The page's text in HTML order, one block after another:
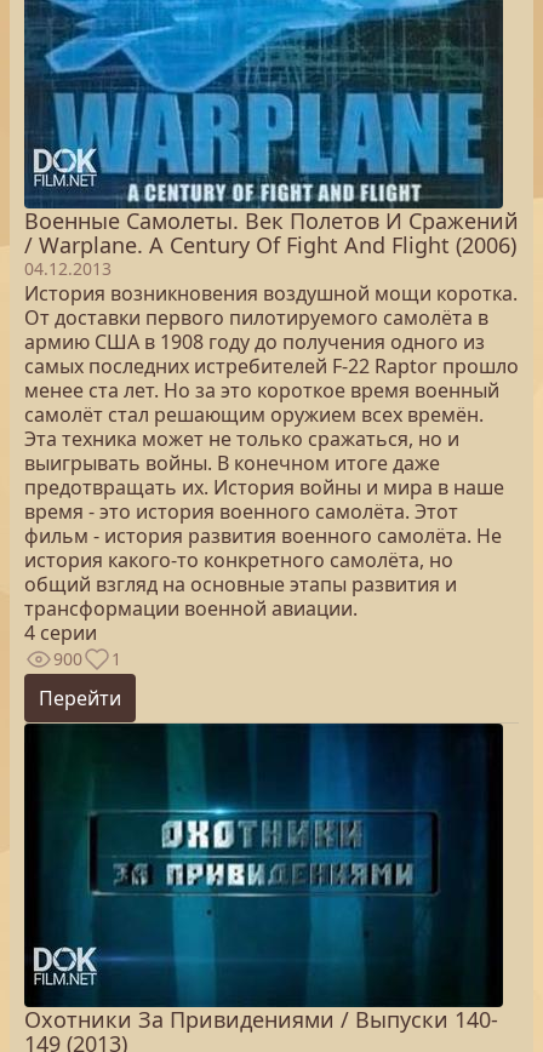
Военные Самолеты. Век Полетов И Сражений
/ Warplane. A Century Of Fight And Flight (2006)
04.12.2013
История возникновения воздушной мощи коротка.
От доставки первого пилотируемого самолёта в
армию США в 1908 году до получения одного из
самых последних истребителей F-22 Raptor прошло
менее ста лет. Но за это короткое время военный
самолёт стал решающим оружием всех времён.
Эта техника может не только сражаться, но и
выигрывать войны. В конечном итоге даже
предотвращать их. История войны и мира в наше
время - это история военного самолёта. Этот
фильм - история развития военного самолёта. Не
история какого-то конкретного самолёта, но
общий взгляд на основные этапы развития и
трансформации военной авиации.
4 серии
900 1
Перейти
Охотники За Привидениями / Выпуски 140-
149 (2013)